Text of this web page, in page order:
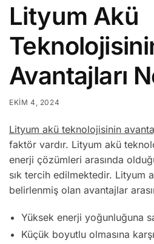
Lityum Akü
Avantajları
EKIM 4, 2024
Lityum akü teknolojisinin
faktör vardır. Lityum akü
enerji çözümleri arasında
sık tercih edilmektedir. Lityum
belirlenmiş olan avantajlar
Yüksek enerji yoğunluğuna
Küçük boyutlu olmasına